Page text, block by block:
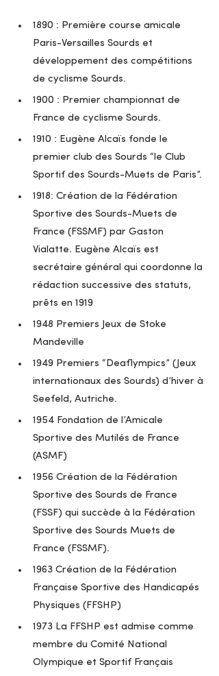
1890 : Première course amicale
Paris-Versailles Sourds et
développement des compétitions
de cyclisme Sourds.
1900 : Premier championnat de
France de cyclisme Sourds.
1910 : Eugène Alcaïs fonde le
premier club des Sourds “le Club
Sportif des Sourds-Muets de Paris”.
1918: Création de la Fédération
Sportive des Sourds-Muets de
France (FSSMF) par Gaston
Vialatte. Eugène Alcaïs est
secrétaire général qui coordonne la
rédaction successive des statuts,
prêts en 1919
1948 Premiers Jeux de Stoke
Mandeville
1949 Premiers “Deaflympics” (Jeux
internationaux des Sourds) d’hiver à
Seefeld, Autriche.
1954 Fondation de l’Amicale
Sportive des Mutilés de France
(ASMF)
1956 Création de la Fédération
Sportive des Sourds de France
(FSSF) qui succède à la Fédération
Sportive des Sourds Muets de
France (FSSMF).
1963 Création de la Fédération
Française Sportive des Handicapés
Physiques (FFSHP)
1973 La FFSHP est admise comme
membre du Comité National
Olympique et Sportif Français